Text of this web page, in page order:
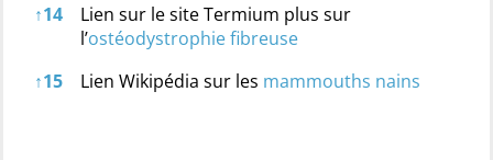
↑14
Lien sur le site Termium plus sur
l’ostéodystrophie fibreuse
↑15 Lien Wikipédia sur les mammouths nains